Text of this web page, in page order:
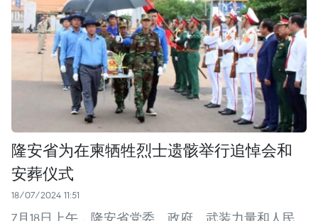
隆安省为在柬牺牲烈士遗骸举行追悼会和
安葬仪式
18/07/2024 11:51